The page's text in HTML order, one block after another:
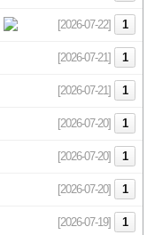
[2026-07-22] 1
[2026-07-21] 1
[2026-07-21] 1
[2026-07-20] 1
[2026-07-20] 1
[2026-07-20] 1
[2026-07-19] 1